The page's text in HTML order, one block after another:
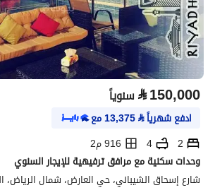
⃁150,000 سنوياً
ادفع شهرياً⃁
13,375مع
2
4
916 م2
وحدات سكنية مع مرافق ترفيهية للإيجار السنوي
شارع إسحاق الشيباني، حي العارض، شمال الرياض،